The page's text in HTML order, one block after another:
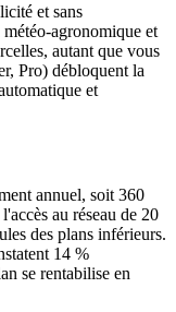
et sans
agronomique et
autant que vous
Pro) débloquent la
et
annuel, soit 360
au réseau de 20
des plans inférieurs.
14 %
se rentabilise en